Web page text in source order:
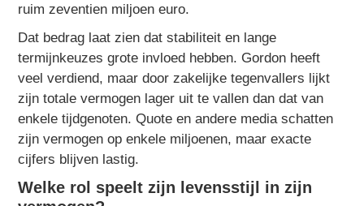
ruim zeventien miljoen euro.
Dat bedrag laat zien dat stabiliteit en lange
termijnkeuzes grote invloed hebben. Gordon heeft
veel verdiend, maar door zakelijke tegenvallers lijkt
zijn totale vermogen lager uit te vallen dan dat van
enkele tijdgenoten. Quote en andere media schatten
zijn vermogen op enkele miljoenen, maar exacte
cijfers blijven lastig.
Welke rol speelt zijn levensstijl in zijn